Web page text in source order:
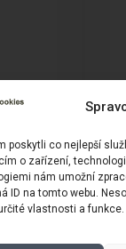
poskytli co nejlepší
o zařízení,
nám umožní
ID na tomto webu.
vlastnosti a funkce.
PÁ